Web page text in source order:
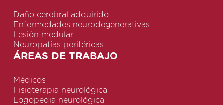
Daño cerebral adquirido
Enfermedades neurodegenerativas
Lesión medular
Neuropatías periféricas
ÁREAS DE TRABAJO
Médicos
Fisioterapia neurológica
Logopedia neurológica